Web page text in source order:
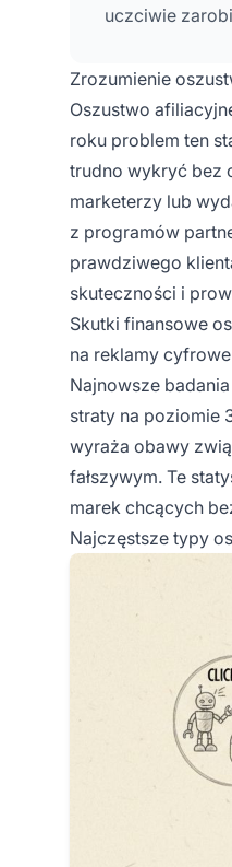
uczciwie
Zrozumienie
Oszustwo
roku problem ten
trudno wykryć bez
marketerzy lub
z programów
prawdziwego
skuteczności i
Skutki finansowe
na reklamy
Najnowsze
straty na poziomie
wyraża obawy
fałszywym. Te
marek chcących
Najczęstsze typy